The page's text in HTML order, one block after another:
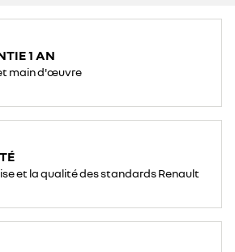
1 AN
main d'œuvre
et la qualité des standards Renault